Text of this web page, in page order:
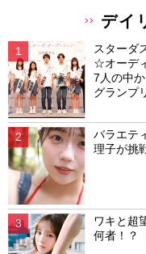
デイ
スターダ
☆オーデ
7人の中
グランプ
バラエテ
理子が挑
ワキと超
何者！？